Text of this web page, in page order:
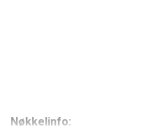
Nøkkelinfo: